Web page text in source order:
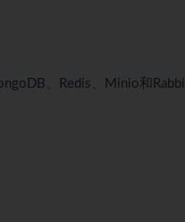
、Redis、Minio和